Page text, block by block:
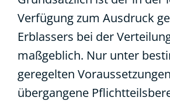
Verfügung zum Ausdruck
Erblassers bei der
maßgeblich. Nur unter
geregelten
übergangene